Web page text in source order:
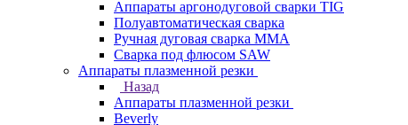
Аппараты аргонодуговой сварки TIG
Полуавтоматическая сварка
Ручная дуговая сварка MMA
Сварка под флюсом SAW
Аппараты плазменной резки
Назад
Аппараты плазменной резки
Beverly